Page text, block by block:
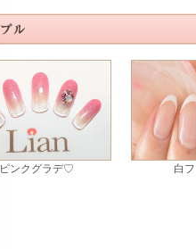
ピンクグラデ♡ 白